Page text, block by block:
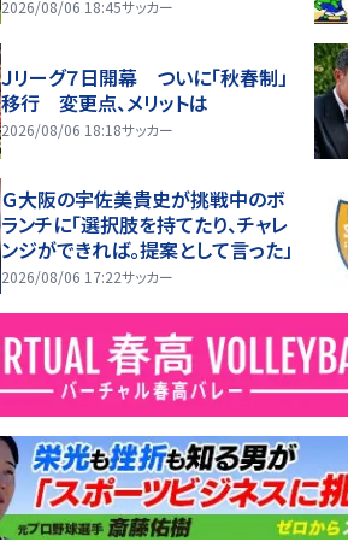
2026/08/06 18:45サッカー
Ｊリーグ７日開幕 ついに「秋春制」
移行 変更点、メリットは
2026/08/06 18:18サッカー
Ｇ大阪の宇佐美貴史が挑戦中のボ
ランチに「選択肢を持てたり、チャレ
ンジができれば。提案として言った」
2026/08/06 17:22サッカー